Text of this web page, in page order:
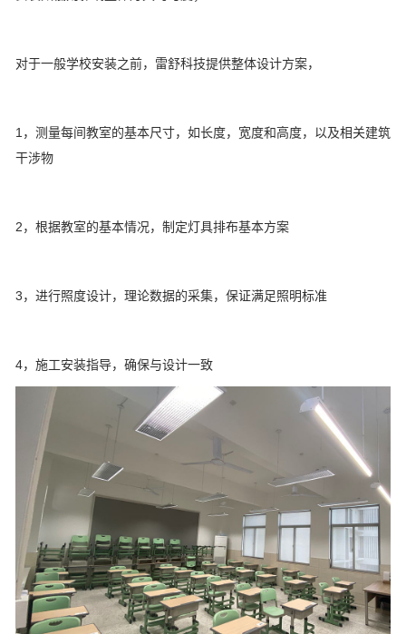
对于一般学校安装之前，雷舒科技提供整体设计方案，
1，测量每间教室的基本尺寸，如长度，宽度和高度，以及相关建筑
干涉物
2，根据教室的基本情况，制定灯具排布基本方案
3，进行照度设计，理论数据的采集，保证满足照明标准
4，施工安装指导，确保与设计一致